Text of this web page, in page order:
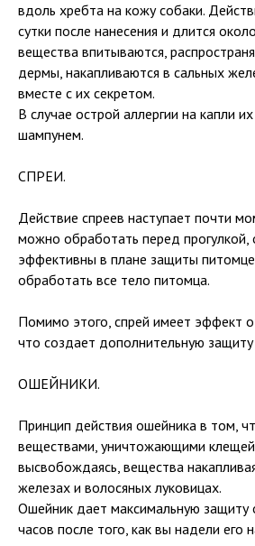
вдоль хребта на кожу собаки.
сутки после нанесения и длится
вещества впитываются,
дермы, накапливаются в сальных
вместе с их секретом.
В случае острой аллергии на капли
шампунем.
СПРЕИ.
Действие спреев наступает почти
можно обработать перед прогулкой,
эффективны в плане защиты
обработать все тело питомца.
Помимо этого, спрей имеет эффект
что создает дополнительную
ОШЕЙНИКИ.
Принцип действия ошейника в том,
веществами, уничтожающими
высвобождаясь, вещества
железах и волосяных луковицах.
Ошейник дает максимальную защиту
часов после того, как вы надели его